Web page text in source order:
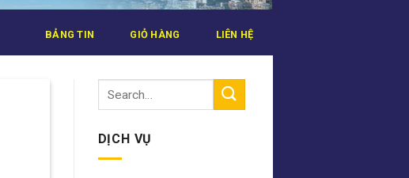
BẢNG TIN GIỎ HÀNG LIÊN HỆ
DỊCH VỤ